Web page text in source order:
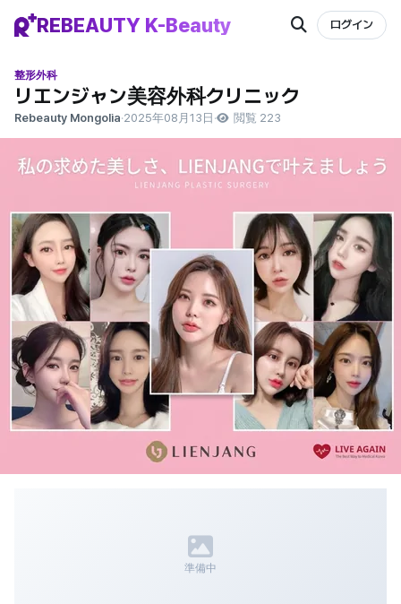
REBEAUTY K-Beauty ログイン
整形外科
リエンジャン美容外科クリニック
Rebeauty Mongolia·2025年08月13日 · 閲覧 223
準備中